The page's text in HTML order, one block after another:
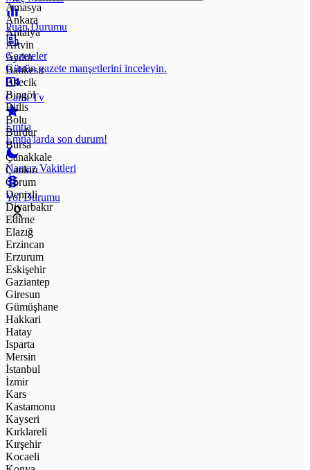
Puan Durumu
Gazeteler
Günün gazete manşetlerini inceleyin.
Canlı Tv
Emtia
Emtia'larda son durum!
Namaz Vakitleri
Yol Durumu
Amasya
Ankara
Antalya
Artvin
Aydın
Balıkesir
Bilecik
Bingöl
Bitlis
Bolu
Burdur
Bursa
Çanakkale
Çankırı
Çorum
Denizli
Diyarbakır
Edirne
Elazığ
Erzincan
Erzurum
Eskişehir
Gaziantep
Giresun
Gümüşhane
Hakkari
Hatay
Isparta
Mersin
İstanbul
İzmir
Kars
Kastamonu
Kayseri
Kırklareli
Kırşehir
Kocaeli